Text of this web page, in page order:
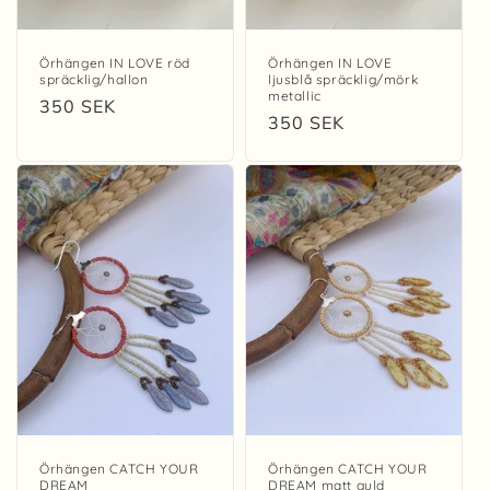
Örhängen IN LOVE röd
spräcklig/hallon
Ordinarie
350 SEK
Örhängen IN LOVE
ljusblå spräcklig/mörk
metallic
Ordinarie
350 SEK
Örhängen CATCH YOUR
DREAM
Örhängen CATCH YOUR
DREAM matt guld